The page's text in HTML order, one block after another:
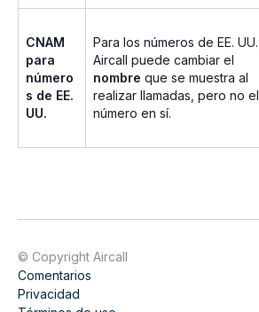
CNAM
para
número
s de EE.
UU.
Para los números de EE. UU.,
Aircall puede cambiar el
nombre que se muestra al
realizar llamadas, pero no el
número en sí.
© Copyright Aircall
Comentarios
Privacidad